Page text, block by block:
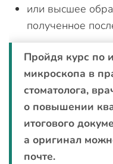
или высшее
полученное
Пройдя курс по
микроскопа в
стоматолога,
о повышении
итогового
а оригинал
почте.